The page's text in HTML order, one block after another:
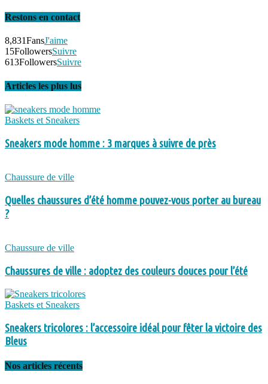
Restons en contact
8,831FansJ'aime
15FollowersSuivre
613FollowersSuivre
Articles les plus lus
Baskets et Sneakers
Sneakers mode homme : 3 marques à suivre de près
Chaussure de ville
Quelles chaussures d’été homme pouvez-vous porter au bureau
?
Chaussure de ville
Chaussures de ville : adoptez des couleurs douces pour l’été
Baskets et Sneakers
Sneakers tricolores : l’accessoire idéal pour fêter la victoire des
Bleus
Nos articles récents